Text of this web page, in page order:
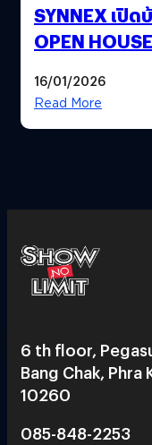
SYNNEX เปิด
OPEN
ได้ 53,000 ล้า
16/01/2026
Read More
6 th floor,
Bang Chak, Phra
10260
085-848-2253